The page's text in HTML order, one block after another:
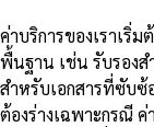
ค่าบริการของเราเริ่
พื้นฐาน เช่น รับรองส
สำหรับเอกสารที่ซับ
ต้องร่างเฉพาะกรณี